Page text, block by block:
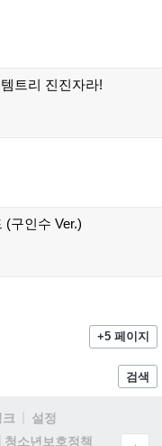
트리 진진자라!
구인수 Ver.)
+5 페이지
검색
설정
청소년보호정책